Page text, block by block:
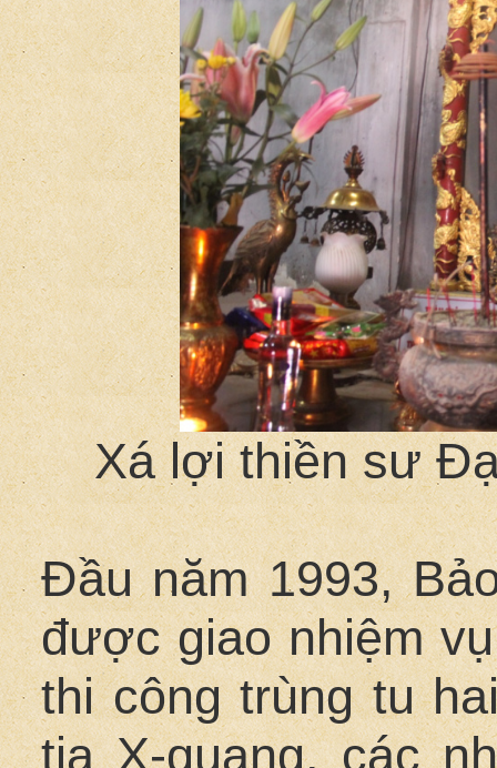
Xá lợi thiền sư
Đầu năm 1993,
được giao nhiệm
thi công trùng tu
tia X-quang, các